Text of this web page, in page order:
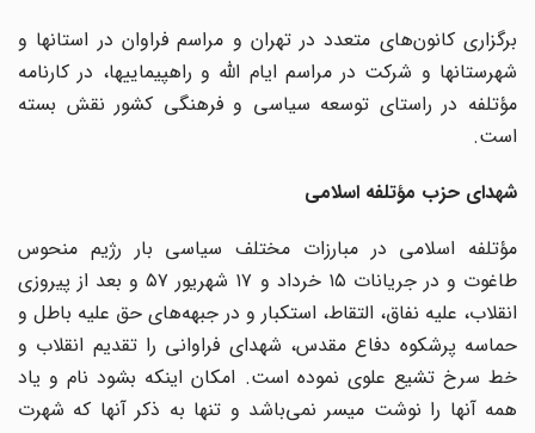
برگزاری کانون‌های متعدد در تهران و مراسم فراوان در استانها و
شهرستانها و شرکت در مراسم ایام الله و راهپیماییها، در کارنامه
مؤتلفه در راستای توسعه سیاسی و فرهنگی کشور نقش بسته
است.
شهدای حزب مؤتلفه اسلامی
مؤتلفه اسلامی در مبارزات مختلف سیاسی بار رژیم منحوس
طاغوت و در جریانات ۱۵ خرداد و ۱۷ شهریور ۵۷ و بعد از پیروزی
انقلاب، علیه نفاق، التقاط، استکبار و در جبهه‌های حق علیه باطل و
حماسه پرشکوه دفاع مقدس، شهدای فراوانی را تقدیم انقلاب و
خط سرخ تشیع علوی نموده است. امکان اینکه بشود نام و یاد
همه آنها را نوشت میسر نمی‌باشد و تنها به ذکر آنها که شهرت